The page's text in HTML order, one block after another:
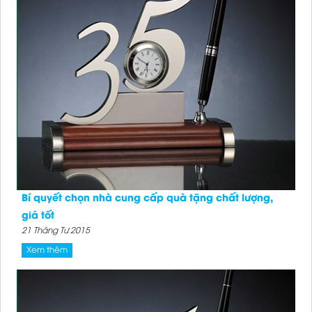
Bí quyết chọn nhà cung cấp quà tặng chất lượng,
giá tốt
21 Tháng Tư 2015
Xem thêm
Huy hiệu 13